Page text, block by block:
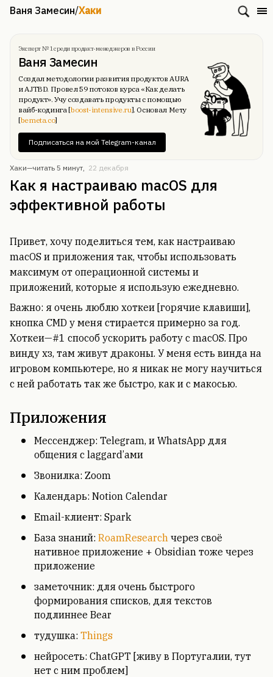
Ваня Замесин/Хаки
Эксперт № 1 среди продакт-менеджеров в России
Ваня Замесин
Создал методологии развития продуктов AURA
и AJTBD. Провел 59 потоков курса «Как делать
продукт». Учу создавать продукты с помощью
вайб-кодинга [boost-intensive.ru]. Основал Мету
[bemeta.co]
Подписаться на мой Telegram-канал
Хаки—читать 5 минут, 22 декабря
Как я настраиваю macOS для
эффективной работы
Привет, хочу поделиться тем, как настраиваю
macOS и приложения так, чтобы использовать
максимум от операционной системы и
приложений, которые я использую ежедневно.
Важно: я очень люблю хоткеи [горячие клавиши],
кнопка CMD у меня стирается примерно за год.
Хоткеи—#1 способ ускорить работу с macOS. Про
винду хз, там живут драконы. У меня есть винда на
игровом компьютере, но я никак не могу научиться
с ней работать так же быстро, как и с макосью.
Приложения
Мессенджер: Telegram, и WhatsApp для
общения с laggard’ами
Звонилка: Zoom
Календарь: Notion Calendar
Email-клиент: Spark
База знаний: RoamResearch через своё
нативное приложение + Obsidian тоже через
приложение
заметочник: для очень быстрого
формирования списков, для текстов
подлиннее Bear
тудушка: Things
нейросеть: ChatGPT [живу в Португалии, тут
нет с ним проблем]